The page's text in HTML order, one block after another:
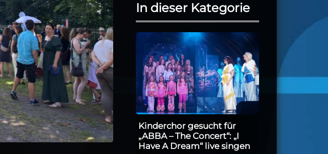
In dieser Kategorie
Kinderchor gesucht für
„ABBA – The Concert“: „I
Have A Dream“ live singen